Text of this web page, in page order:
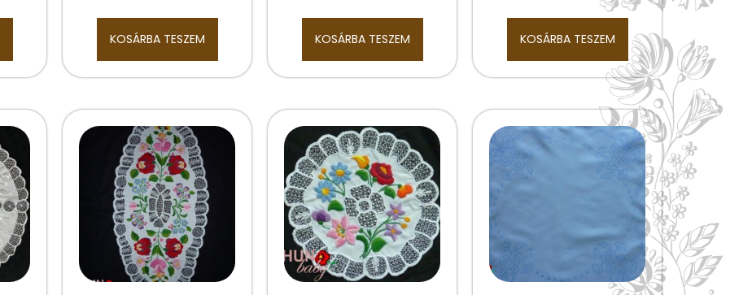
KOSÁRBA TESZEM KOSÁRBA TESZEM KOSÁRBA TESZEM